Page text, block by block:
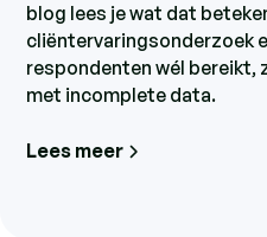
blog lees je wat dat
cliëntervaringsonderzoek
respondenten wél bereikt,
met incomplete data.
Lees meer